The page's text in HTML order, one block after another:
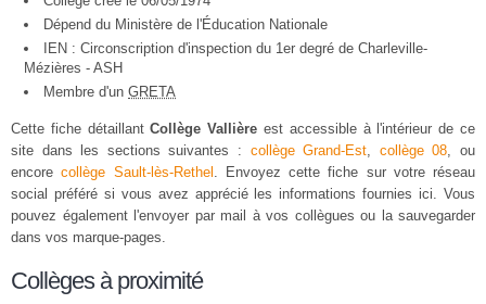
Dépend du Ministère de l'Éducation Nationale
IEN : Circonscription d'inspection du 1er degré de Charleville-
Mézières - ASH
Membre d'un GRETA
Cette fiche détaillantCollège Vallière est accessible à l'intérieur de ce
site dans les sections suivantes : collège Grand-Est, collège 08, ou
encorecollège Sault-lès-Rethel . Envoyez cette fiche sur votre réseau
social préféré si vous avez apprécié les informations fournies ici. Vous
pouvez également l'envoyer par mail à vos collègues ou la sauvegarder
dans vos marque-pages.
Collèges à proximité